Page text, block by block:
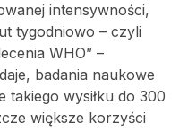
intensywności,
tygodniowo – czyli
WHO” –
badania naukowe
takiego wysiłku do 300
większe korzyści